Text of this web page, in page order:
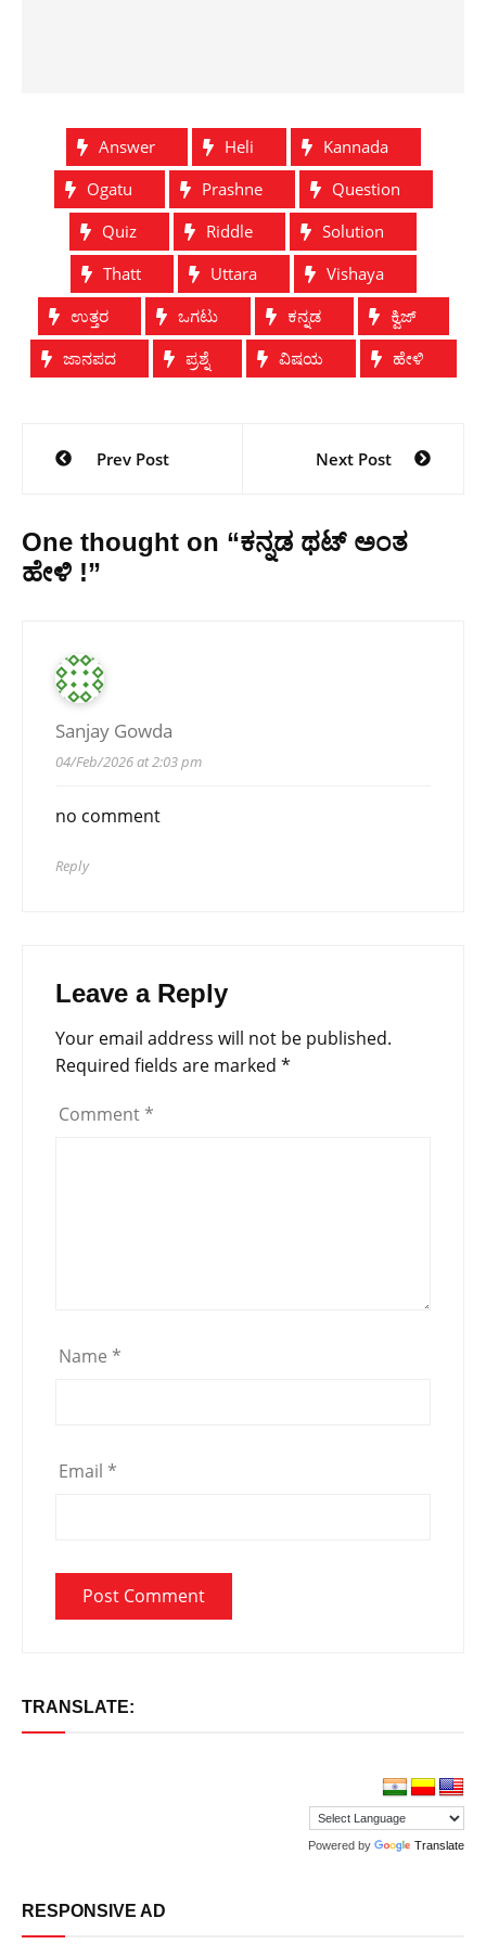
Answer Heli
Kannada
Ogatu
Prashne
Question
Quiz
Riddle
Solution
Thatt
Uttara
Vishaya
ಉತ್ತರ
ಒಗಟು ಕನ್ನಡ
ಕ್ವಿಜ್
ಜಾನಪದ
ಪ್ರಶ್ನೆ ವಿಷಯ ಹೇಳಿ
navigation
Prev Post Next Post
One thought on “ಕನ್ನಡ ಥಟ್ ಅಂತ
ಹೇಳಿ !”
Sanjay Gowda
04/Feb/2026 at 2:03 pm
no comment
Reply
Leave a Reply
Your email address will not be published.
Required fields are marked *
Comment *
Name *
Email *
TRANSLATE:
Powered by Translate
RESPONSIVE AD